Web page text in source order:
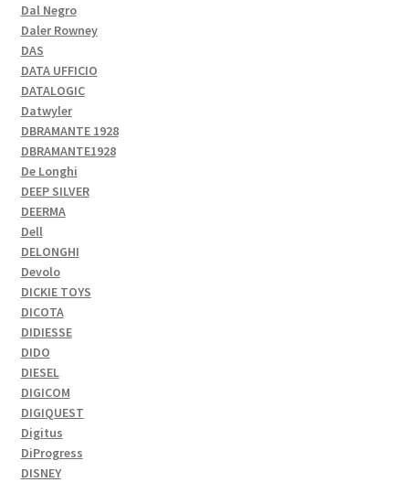
Dal Negro
Daler Rowney
DAS
DATA UFFICIO
DATALOGIC
Datwyler
DBRAMANTE 1928
DBRAMANTE1928
De Longhi
DEEP SILVER
DEERMA
Dell
DELONGHI
Devolo
DICKIE TOYS
DICOTA
DIDIESSE
DIDO
DIESEL
DIGICOM
DIGIQUEST
Digitus
DiProgress
DISNEY